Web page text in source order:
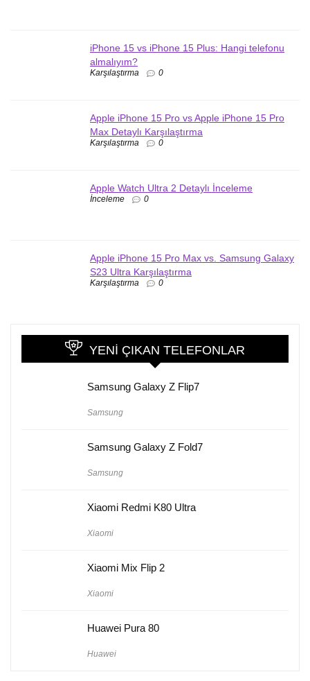
iPhone 15 vs iPhone 15 Plus: Hangi telefonu
almalıyım?
Karşılaştırma 0
Apple iPhone 15 Pro vs Apple iPhone 15 Pro
Max Detaylı Karşılaştırma
Karşılaştırma 0
Apple Watch Ultra 2 Detaylı İnceleme
İnceleme 0
Apple iPhone 15 Pro Max vs. Samsung Galaxy
S23 Ultra Karşılaştırma
Karşılaştırma 0
YENI ÇIKAN TELEFONLAR
Samsung Galaxy Z Flip7
Samsung
Samsung Galaxy Z Fold7
Samsung
Xiaomi Redmi K80 Ultra
Xiaomi
Xiaomi Mix Flip 2
Xiaomi
Huawei Pura 80
Huawei